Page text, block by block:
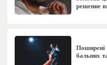
решение
Поширені
бальних